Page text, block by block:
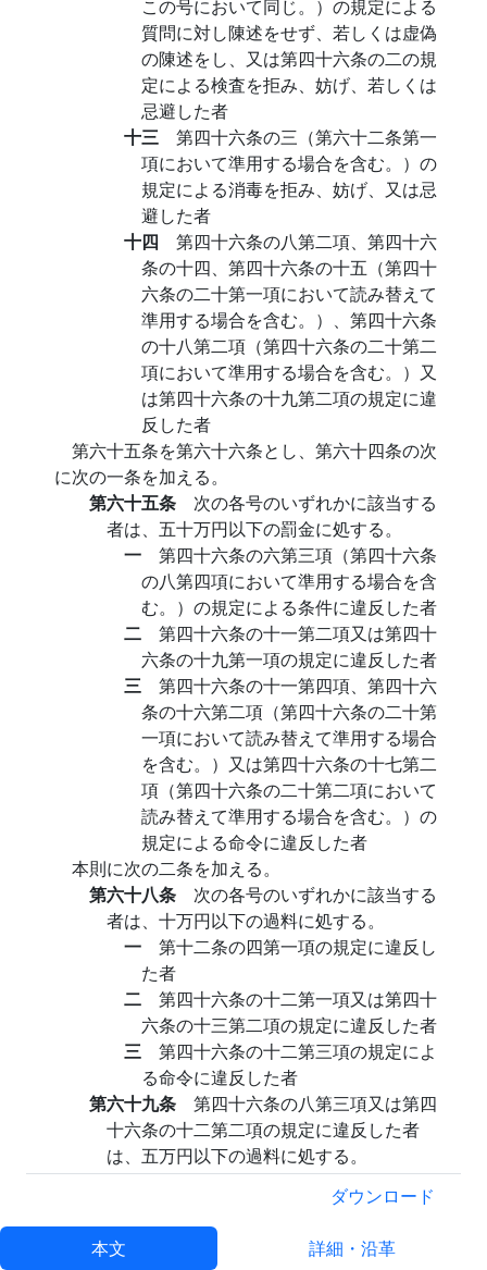
この号において同じ。）の規定による
質問に対し陳述をせず、若しくは虚偽
の陳述をし、又は第四十六条の二の規
定による検査を拒み、妨げ、若しくは
忌避した者
十三 第四十六条の三（第六十二条第一
項において準用する場合を含む。）の
規定による消毒を拒み、妨げ、又は忌
避した者
十四 第四十六条の八第二項、第四十六
条の十四、第四十六条の十五（第四十
六条の二十第一項において読み替えて
準用する場合を含む。）、第四十六条
の十八第二項（第四十六条の二十第二
項において準用する場合を含む。）又
は第四十六条の十九第二項の規定に違
反した者
第六十五条を第六十六条とし、第六十四条の次
に次の一条を加える。
第六十五条 次の各号のいずれかに該当する
者は、五十万円以下の罰金に処する。
一 第四十六条の六第三項（第四十六条
の八第四項において準用する場合を含
む。）の規定による条件に違反した者
二 第四十六条の十一第二項又は第四十
六条の十九第一項の規定に違反した者
三 第四十六条の十一第四項、第四十六
条の十六第二項（第四十六条の二十第
一項において読み替えて準用する場合
を含む。）又は第四十六条の十七第二
項（第四十六条の二十第二項において
読み替えて準用する場合を含む。）の
規定による命令に違反した者
本則に次の二条を加える。
第六十八条 次の各号のいずれかに該当する
者は、十万円以下の過料に処する。
一 第十二条の四第一項の規定に違反し
た者
二 第四十六条の十二第一項又は第四十
六条の十三第二項の規定に違反した者
三 第四十六条の十二第三項の規定によ
る命令に違反した者
第六十九条 第四十六条の八第三項又は第四
十六条の十二第二項の規定に違反した者
は、五万円以下の過料に処する。
第六章を第七章とする。
第四十七条中「第六条」を「対し、第六条第一
項」に改め、「第十七条」の下に「、第十七条の
二第五項若しくは第六項」を加え、「若しくは第
ダウンロード
本文 詳細・沿革